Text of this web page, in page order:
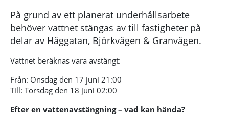
På grund av ett planerat underhållsarbete
behöver vattnet stängas av till fastigheter på
delar av Häggatan, Björkvägen & Granvägen.
Vattnet beräknas vara avstängt:
Från: Onsdag den 17 juni 21:00
Till: Torsdag den 18 juni 02:00
Efter en vattenavstängning – vad kan hända?